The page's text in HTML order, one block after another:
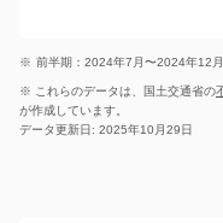
※ 前半期：2024年7月〜2024年12
※ これらのデータは、国土交通省の
が作成しています。
データ更新日: 2025年10月29日